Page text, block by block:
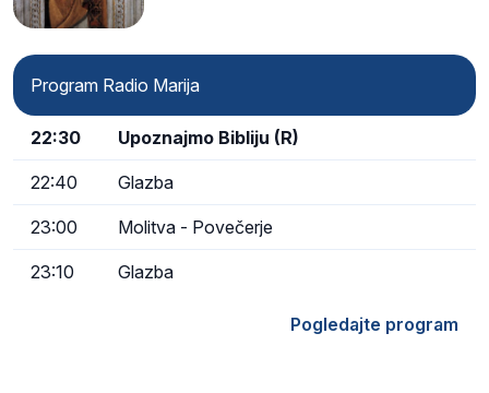
Program Radio Marija
22:30 Upoznajmo Bibliju (R)
22:40 Glazba
23:00 Molitva - Povečerje
23:10 Glazba
Pogledajte program